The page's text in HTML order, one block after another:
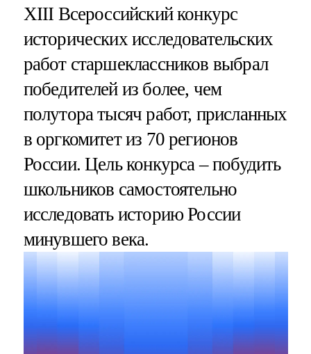
XIII Всероссийский конкурс
исторических исследовательских
работ старшеклассников выбрал
победителей из более, чем
полутора тысяч работ, присланных
в оргкомитет из 70 регионов
России. Цель конкурса – побудить
школьников самостоятельно
исследовать историю России
минувшего века.